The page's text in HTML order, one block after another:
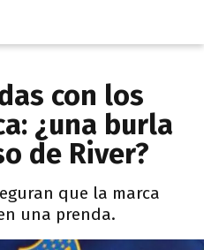
con los
¿una burla
de River?
que la marca
una prenda.